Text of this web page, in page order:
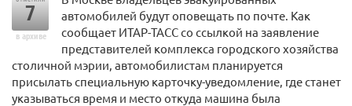
7
в архиве
автомобилей будут оповещать по почте. Как
сообщает ИТАР-ТАСС со ссылкой на заявление
представителей комплекса городского хозяйства
столичной мэрии, автомобилистам планируется
присылать специальную карточку-уведомление, где станет
указываться время и место откуда машина была